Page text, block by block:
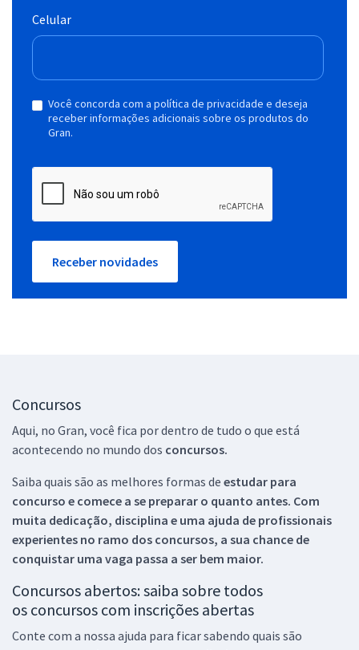
Celular
Você concorda com a política de privacidade e deseja
receber informações adicionais sobre os produtos do
Gran.
Receber novidades
Concursos
Aqui, no Gran, você fica por dentro de tudo o que está
acontecendo no mundo dos concursos.
Saiba quais são as melhores formas de estudar para
concurso e comece a se preparar o quanto antes. Com
muita dedicação, disciplina e uma ajuda de profissionais
experientes no ramo dos concursos, a sua chance de
conquistar uma vaga passa a ser bem maior.
Concursos abertos: saiba sobre todos
os concursos com inscrições abertas
Conte com a nossa ajuda para ficar sabendo quais são